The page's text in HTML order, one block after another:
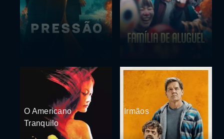
O Americano
Tranquilo
Irmãos